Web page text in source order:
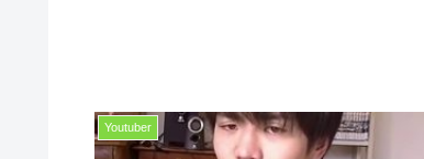
Youtuber